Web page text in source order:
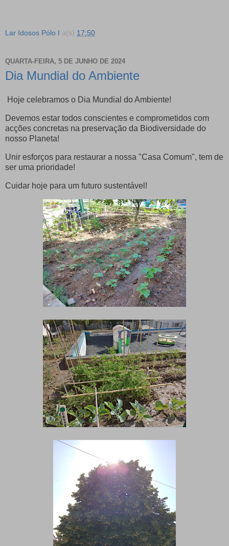
Lar Idosos Pólo I à(s) 17:50
QUARTA-FEIRA, 5 DE JUNHO DE 2024
Dia Mundial do Ambiente
Hoje celebramos o Dia Mundial do Ambiente!
Devemos estar todos conscientes e comprometidos com
acções concretas na preservação da Biodiversidade do
nosso Planeta!
Unir esforços para restaurar a nossa "Casa Comum", tem de
ser uma prioridade!
Cuidar hoje para um futuro sustentável!